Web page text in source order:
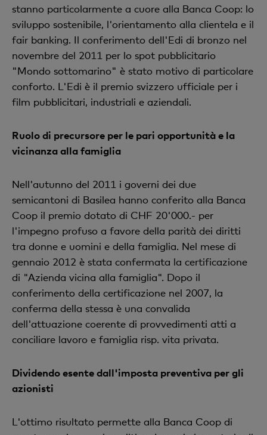
stanno particolarmente a cuore alla Banca Coop: lo
sviluppo sostenibile, l'orientamento alla clientela e il
fair banking. Il conferimento dell'Edi di bronzo nel
novembre del 2011 per lo spot pubblicitario
"Mondo sottomarino" è stato motivo di particolare
conforto. L'Edi è il premio svizzero ufficiale per i
film pubblicitari, industriali e aziendali.
Ruolo di precursore per le pari opportunità e la
vicinanza alla famiglia
Nell'autunno del 2011 i governi dei due
semicantoni di Basilea hanno conferito alla Banca
Coop il premio dotato di CHF 20'000.- per
l'impegno profuso a favore della parità dei diritti
tra donne e uomini e della famiglia. Nel mese di
gennaio 2012 è stata confermata la certificazione
di "Azienda vicina alla famiglia". Dopo il
conferimento della certificazione nel 2007, la
conferma della stessa è una convalida
dell'attuazione coerente di provvedimenti atti a
conciliare lavoro e famiglia risp. vita privata.
Dividendo esente dall'imposta preventiva per gli
azionisti
L'ottimo risultato permette alla Banca Coop di